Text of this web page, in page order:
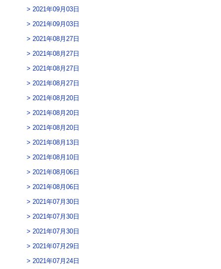
2021年09月03日
2021年09月03日
2021年08月27日
2021年08月27日
2021年08月27日
2021年08月27日
2021年08月20日
2021年08月20日
2021年08月20日
2021年08月13日
2021年08月10日
2021年08月06日
2021年08月06日
2021年07月30日
2021年07月30日
2021年07月30日
2021年07月29日
2021年07月24日